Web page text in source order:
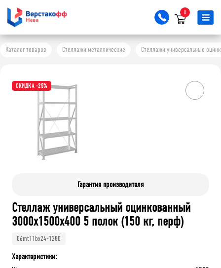
0
Каталог товаров Стеллажи металлические Стеллажи универсальные
СКИДКА -25%
Гарантия производителя
Стеллаж универсальный оцинкованный
3000x1500x400 5 полок (150 кг, перф)
06mt11bx24-1280
Характеристики: